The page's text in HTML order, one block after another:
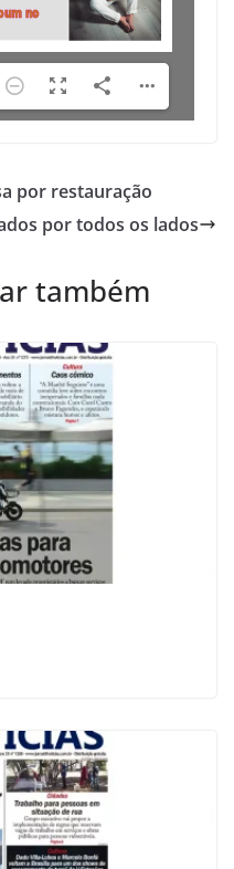
por restauração
por todos os lados
também